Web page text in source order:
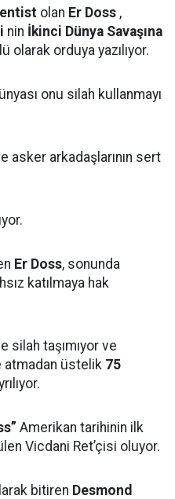
olan Er Doss ,
nin İkinci Dünya Savaşına
olarak orduya yazılıyor.
onu silah kullanmayı
asker arkadaşlarının sert
Er Doss, sonunda
katılmaya hak
silah taşımıyor ve
atmadan üstelik 75
Amerikan tarihinin ilk
Vicdani Ret’çisi oluyor.
bitiren Desmond